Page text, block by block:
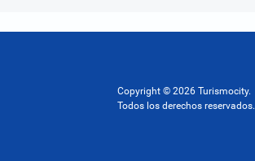
Copyright © 2026 Turismocity.
Todos los derechos reservados.